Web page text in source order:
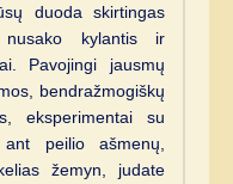
duoda skirtingas
nusako kylantis ir
Pavojingi jausmų
bendražmogiškų
eksperimentai su
ant peilio ašmenų,
žemyn, judate